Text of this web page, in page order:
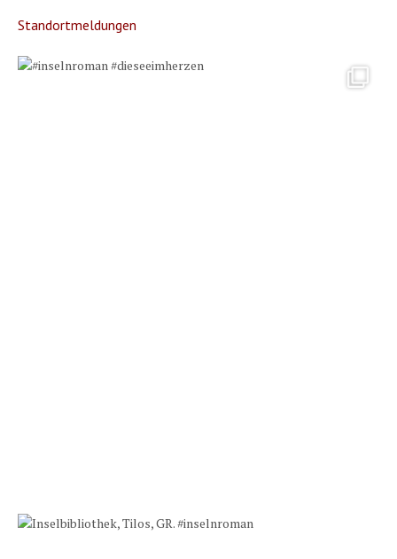
Standortmeldungen